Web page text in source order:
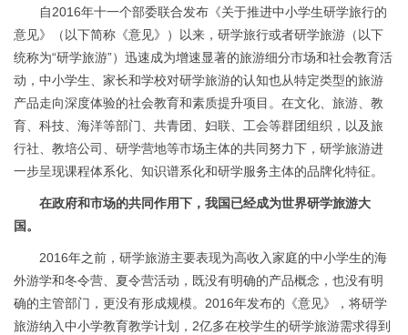
自2016年十一个部委联合发布《关于推进中小学生研学旅行的
意见》（以下简称《意见》）以来，研学旅行或者研学旅游（以下
统称为“研学旅游”）迅速成为增速显著的旅游细分市场和社会教育活
动，中小学生、家长和学校对研学旅游的认知也从特定类型的旅游
产品走向深度体验的社会教育和素质提升项目。在文化、旅游、教
育、科技、海洋等部门、共青团、妇联、工会等群团组织，以及旅
行社、教培公司、研学营地等市场主体的共同努力下，研学旅游进
一步呈现课程体系化、知识谱系化和研学服务主体的品牌化特征。
在政府和市场的共同作用下，我国已经成为世界研学旅游大
国。
2016年之前，研学旅游主要表现为高收入家庭的中小学生的海
外游学和冬令营、夏令营活动，既没有明确的产品概念，也没有明
确的主管部门，更没有形成规模。2016年发布的《意见》，将研学
旅游纳入中小学教育教学计划，2亿多在校学生的研学旅游需求得到